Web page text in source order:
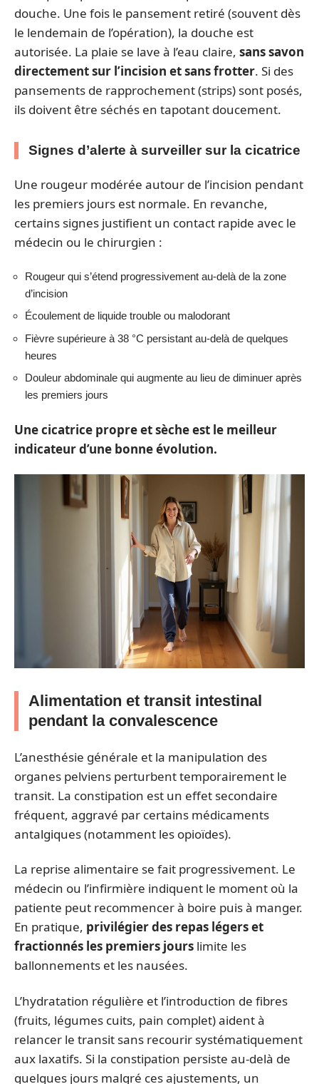
douche. Une fois le pansement retiré (souvent dès
le lendemain de l’opération), la douche est
autorisée. La plaie se lave à l’eau claire, sans savon
directement sur l’incision et sans frotter. Si des
pansements de rapprochement (strips) sont posés,
ils doivent être séchés en tapotant doucement.
Signes d’alerte à surveiller sur la cicatrice
Une rougeur modérée autour de l’incision pendant
les premiers jours est normale. En revanche,
certains signes justifient un contact rapide avec le
médecin ou le chirurgien :
Rougeur qui s’étend progressivement au-delà de la zone
d’incision
Écoulement de liquide trouble ou malodorant
Fièvre supérieure à 38 °C persistant au-delà de quelques
heures
Douleur abdominale qui augmente au lieu de diminuer après
les premiers jours
Une cicatrice propre et sèche est le meilleur
indicateur d’une bonne évolution.
Alimentation et transit intestinal
pendant la convalescence
L’anesthésie générale et la manipulation des
organes pelviens perturbent temporairement le
transit. La constipation est un effet secondaire
fréquent, aggravé par certains médicaments
antalgiques (notamment les opioïdes).
La reprise alimentaire se fait progressivement. Le
médecin ou l’infirmière indiquent le moment où la
patiente peut recommencer à boire puis à manger.
En pratique, privilégier des repas légers et
fractionnés les premiers jours limite les
ballonnements et les nausées.
L’hydratation régulière et l’introduction de fibres
(fruits, légumes cuits, pain complet) aident à
relancer le transit sans recourir systématiquement
aux laxatifs. Si la constipation persiste au-delà de
quelques jours malgré ces ajustements, un